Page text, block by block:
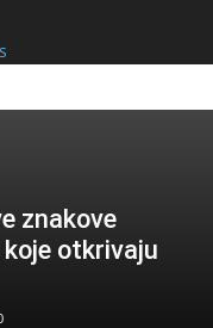
znakove
otkrivaju